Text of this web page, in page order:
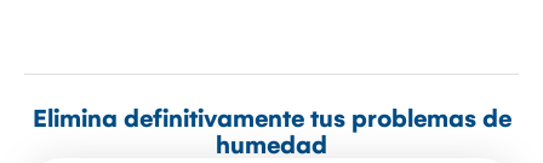
Elimina definitivamente tus problemas de
humedad